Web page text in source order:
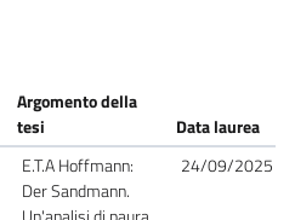
Argomento della
tesi
Data laurea
E.T.A Hoffmann:
Der Sandmann.
24/09/2025